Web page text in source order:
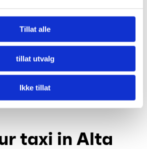
Tillat alle
tillat utvalg
Ikke tillat
taxi in Alta